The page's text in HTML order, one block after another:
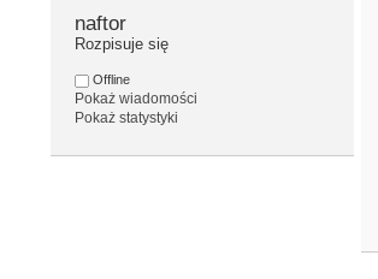
naftor
Rozpisuje się
Offline
Pokaż wiadomości
Pokaż statystyki